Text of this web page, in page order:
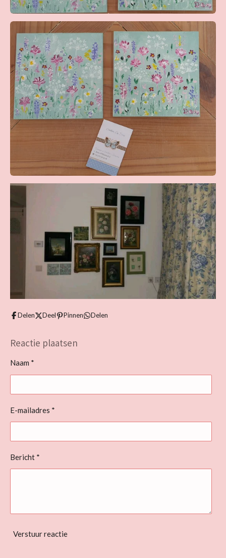
Delen Deel Pinnen Delen
Reactie plaatsen
Naam *
E-mailadres *
Bericht *
Verstuur reactie